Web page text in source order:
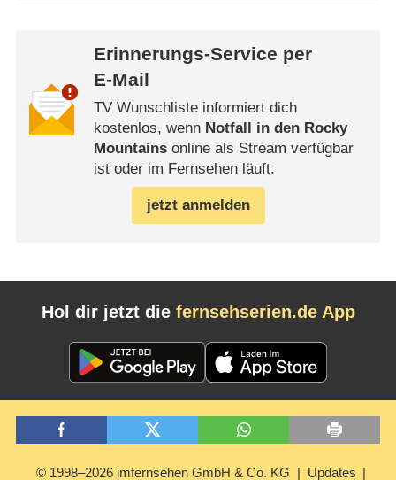
Erinnerungs-Service per
E-Mail
TV Wunschliste informiert dich
kostenlos, wenn Notfall in den Rocky
Mountainsonline als Stream verfügbar
ist oder im Fernsehen läuft.
jetzt anmelden
Hol dir jetzt die fernsehserien.de App
© 1998–2026 imfernsehen GmbH & Co. KG Updates